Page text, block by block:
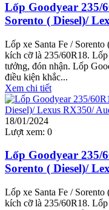
Lốp Goodyear 235/
Sorento ( Diesel)/
Lốp xe Santa Fe /
kích cỡ là 235/60R18.
tưởng, đón nhận. Lốp
điều kiện khắc...
Xem chi tiết
18/01/2024
Lượt xem: 0
Lốp Goodyear 235/
Sorento ( Diesel)/
Lốp xe Santa Fe /
kích cỡ là 235/60R18.